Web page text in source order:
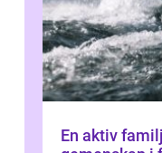
En aktiv